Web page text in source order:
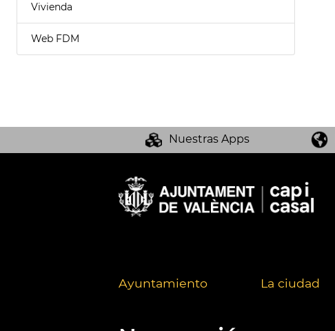
Vivienda
Web FDM
Nuestras Apps
Ayuntamiento La ciudad